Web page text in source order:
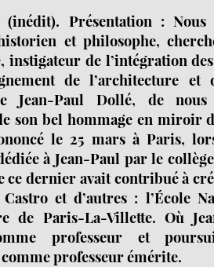
(inédit). Présentation :
et philosophe,
instigateur de l’intégration
de l’architecture et
Jean-Paul Dollé, de
son bel hommage en miroir
le 25 mars à Paris,
à Jean-Paul par le
ce dernier avait contribué à
et d’autres : l’École
de Paris-La-Villette. Où
professeur et
professeur émérite.